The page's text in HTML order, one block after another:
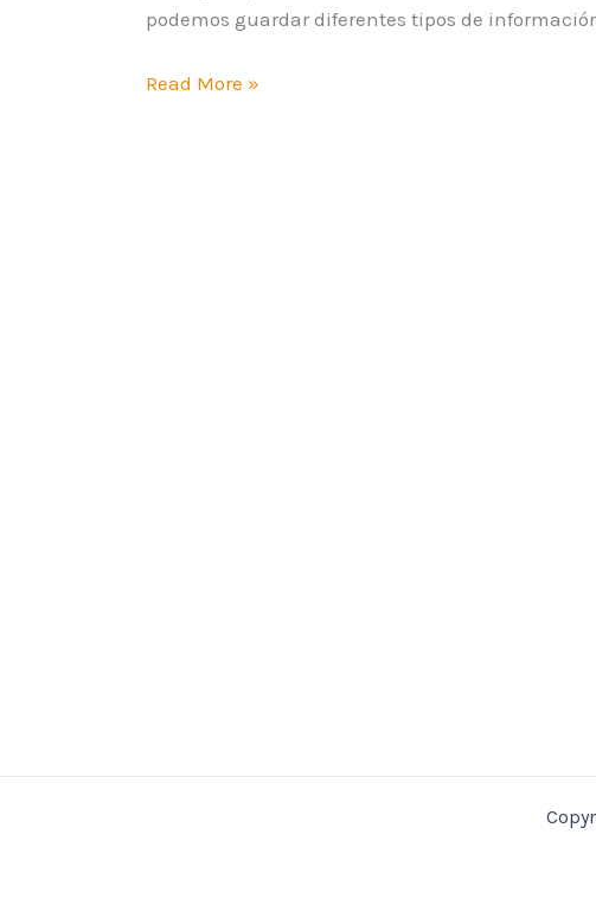
podemos guardar diferentes tipos de
Read More »